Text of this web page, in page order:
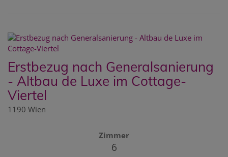
Erstbezug nach Generalsanierung
- Altbau de Luxe im Cottage-
Viertel
1190 Wien
Zimmer
6